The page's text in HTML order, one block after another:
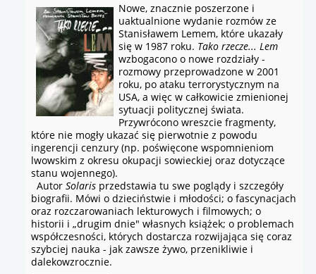
Nowe, znacznie poszerzone i
uaktualnione wydanie rozmów ze
Stanisławem Lemem, które ukazały
się w 1987 roku. Tako rzecze... Lem
wzbogacono o nowe rozdziały -
rozmowy przeprowadzone w 2001
roku, po ataku terrorystycznym na
USA, a więc w całko­wicie zmienionej
sytuacji politycznej świata.
Przywrócono wreszcie fragmenty,
które nie mogły ukazać się pierwotnie z powodu
ingerencji cenzury (np. poświęcone wspomnieniom
lwowskim z okresu okupacji sowieckiej oraz dotyczące
stanu wojennego).
Autor Solaris przedstawia tu swe poglądy i szczegóły
biografii. Mówi o dzieciństwie i młodości; o fascynacjach
oraz rozczarowa­niach lekturowych i filmowych; o
historii i „drugim dnie" własnych książek; o problemach
współczesności, których dostarcza rozwi­jająca się coraz
szybciej nauka - jak zawsze żywo, przenikliwie i
dalekowzrocznie.